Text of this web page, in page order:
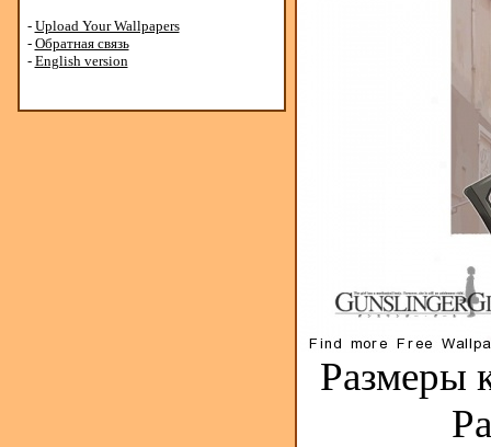
- Upload Your Wallpapers
- Обратная связь
- English version
Размеры